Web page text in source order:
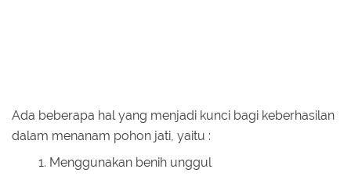
Ada beberapa hal yang menjadi kunci bagi keberhasilan
dalam menanam pohon jati, yaitu :
Menggunakan benih unggul